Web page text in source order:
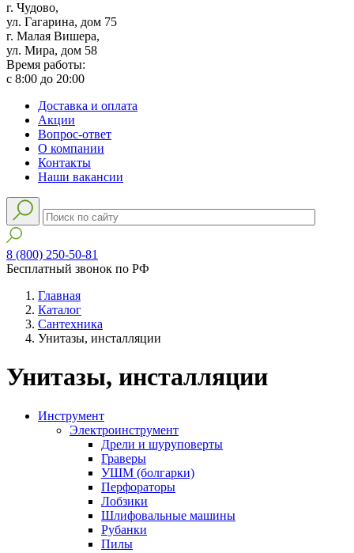
г. Чудово,
ул. Гагарина, дом 75
г. Малая Вишера,
ул. Мира, дом 58
Время работы:
с 8:00 до 20:00
Доставка и оплата
Акции
Вопрос-ответ
О компании
Контакты
Наши вакансии
8 (800) 250-50-81
Бесплатный звонок по РФ
Главная
Каталог
Сантехника
Унитазы, инсталляции
Унитазы, инсталляции
Инструмент
Электроинструмент
Дрели и шуруповерты
Граверы
УШМ (болгарки)
Перфораторы
Лобзики
Шлифовальные машины
Рубанки
Пилы